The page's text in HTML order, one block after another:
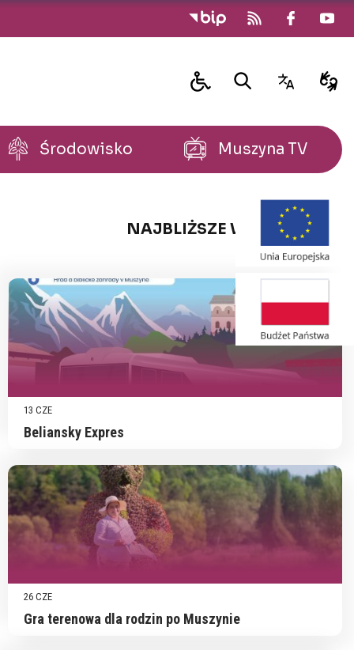
Środowisko Muszyna TV
NAJBLIŻSZE WYDARZENIA
13 CZE
Beliansky Expres
26 CZE
Gra terenowa dla rodzin po Muszynie